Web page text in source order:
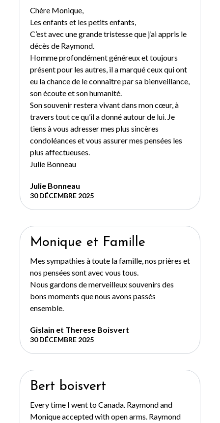
Chère Monique,
Les enfants et les petits enfants,
C’est avec une grande tristesse que j’ai appris le
décès de Raymond.
Homme profondément généreux et toujours
présent pour les autres, il a marqué ceux qui ont
eu la chance de le connaître par sa bienveillance,
son écoute et son humanité.
Son souvenir restera vivant dans mon cœur, à
travers tout ce qu’il a donné autour de lui. Je
tiens à vous adresser mes plus sincères
condoléances et vous assurer mes pensées les
plus affectueuses.
Julie Bonneau
Julie Bonneau
30 DÉCEMBRE 2025
Monique et Famille
Mes sympathies à toute la famille, nos prières et
nos pensées sont avec vous tous.
Nous gardons de merveilleux souvenirs des
bons moments que nous avons passés
ensemble.
Gislain et Therese Boisvert
30 DÉCEMBRE 2025
Bert boisvert
Every time I went to Canada. Raymond and
Monique accepted with open arms. Raymond